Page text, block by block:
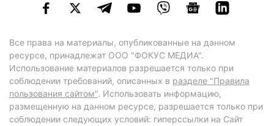
Все права на материалы, опубликованные на данном
ресурсе, принадлежат ООО "ФОКУС МЕДИА".
Использование материалов разрешается только при
соблюдении требований, описанных в разделе "Правила
пользования сайтом". Использовать информацию,
размещенную на данном ресурсе, разрешается только при
соблюдении следующих условий: гиперссылки на Сайт